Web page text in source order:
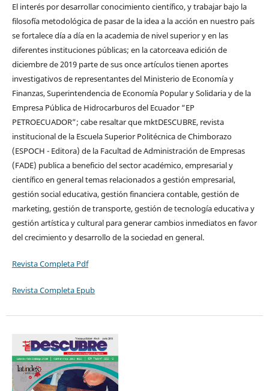
El interés por desarrollar conocimiento científico, y trabajar bajo la
filosofía metodológica de pasar de la idea a la acción en nuestro país
se fortalece día a día en la academia de nivel superior y en las
diferentes instituciones públicas; en la catorceava edición de
diciembre de 2019 parte de sus once artículos tienen aportes
investigativos de representantes del Ministerio de Economía y
Finanzas, Superintendencia de Economía Popular y Solidaria y de la
Empresa Pública de Hidrocarburos del Ecuador “EP
PETROECUADOR”; cabe resaltar que mktDESCUBRE, revista
institucional de la Escuela Superior Politécnica de Chimborazo
(ESPOCH - Editora) de la Facultad de Administración de Empresas
(FADE) publica a beneficio del sector académico, empresarial y
científico en general temas relacionados a gestión empresarial,
gestión social educativa, gestión financiera contable, gestión de
marketing, gestión de transporte, gestión de tecnología educativa y
gestión artística y cultural para generar cambios inmediatos en favor
del crecimiento y desarrollo de la sociedad en general.
Revista Completa Pdf
Revista Completa Epub